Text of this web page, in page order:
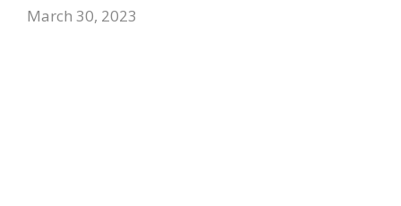
March 30, 2023